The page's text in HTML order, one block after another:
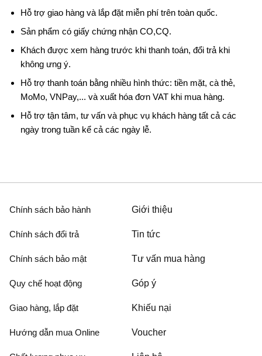
Hỗ trợ giao hàng và lắp đặt miễn phí trên toàn quốc.
Sản phẩm có giấy chứng nhận CO,CQ.
Khách được xem hàng trước khi thanh toán, đổi trả khi
không ưng ý.
Hỗ trợ thanh toán bằng nhiều hình thức: tiền mặt, cà thẻ,
MoMo, VNPay,... và xuất hóa đơn VAT khi mua hàng.
Hỗ trợ tận tâm, tư vấn và phục vụ khách hàng tất cả các
ngày trong tuần kể cả các ngày lễ.
Chính sách bảo hành
Chính sách đổi trả
Chính sách bảo mật
Quy chế hoạt động
Giao hàng, lắp đặt
Hướng dẫn mua Online
Giới thiệu
Tin tức
Tư vấn mua hàng
Góp ý
Khiếu nại
Voucher